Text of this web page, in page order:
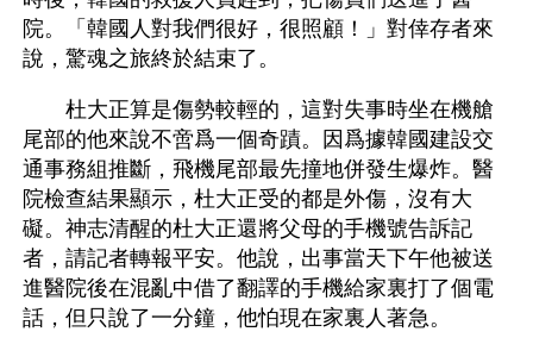
院。「韓國人對我們很好，很照顧！」對倖存者來
說，驚魂之旅終於結束了。
杜大正算是傷勢較輕的，這對失事時坐在機艙
尾部的他來說不啻爲一個奇蹟。因爲據韓國建設交
通事務組推斷，飛機尾部最先撞地併發生爆炸。醫
院檢查結果顯示，杜大正受的都是外傷，沒有大
礙。神志清醒的杜大正還將父母的手機號告訴記
者，請記者轉報平安。他說，出事當天下午他被送
進醫院後在混亂中借了翻譯的手機給家裏打了個電
話，但只說了一分鐘，他怕現在家裏人著急。